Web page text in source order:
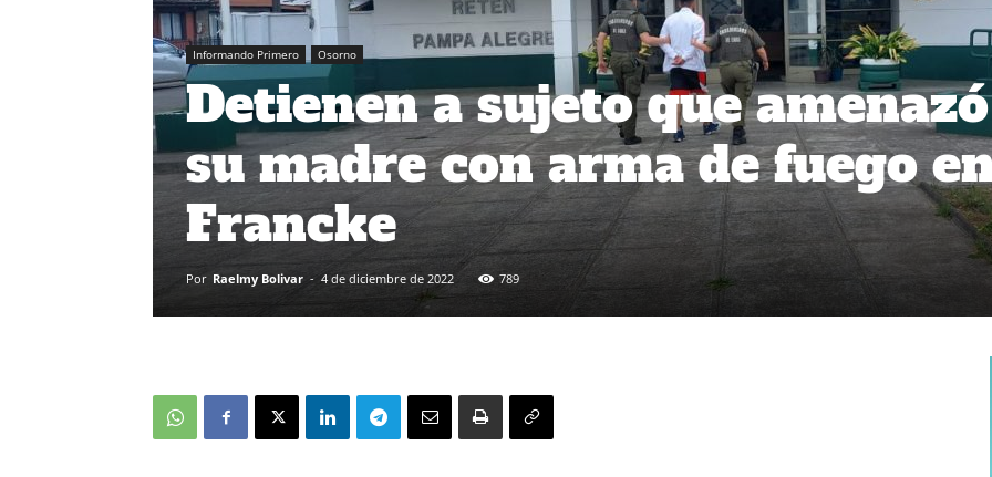
Informando Primero Osorno
Detienen a sujeto que
su madre con arma de fuego
Francke
Por Raelmy Bolivar - 4 de diciembre de 2022 789